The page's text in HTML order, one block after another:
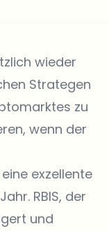
wieder
Strategen
zu
wenn der
exzellente
RBIS, der
und